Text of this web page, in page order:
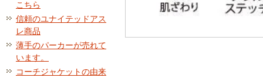
こちら
信頼のユナイテッドアス
レ商品
薄手のパーカーが売れて
います。
コーチジャケットの由来